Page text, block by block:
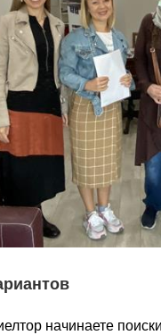
начинаете